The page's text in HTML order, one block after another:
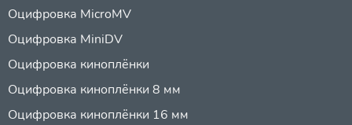
Оцифровка MicroMV
Оцифровка MiniDV
Оцифровка киноплёнки
Оцифровка киноплёнки 8 мм
Оцифровка киноплёнки 16 мм